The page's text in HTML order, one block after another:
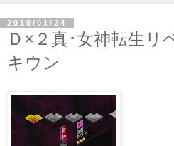
2018/01/24
Ｄ×２真･女神転生リ
キウン